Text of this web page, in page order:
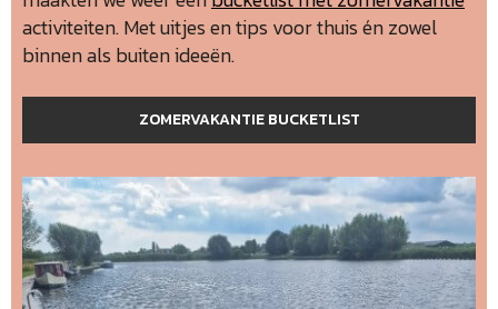
activiteiten. Met uitjes en tips voor thuis én zowel
binnen als buiten ideeën.
ZOMERVAKANTIE BUCKETLIST